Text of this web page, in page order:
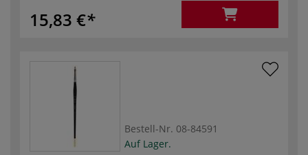
15,83 €
Bestell-Nr. 08-84591
Auf Lager.